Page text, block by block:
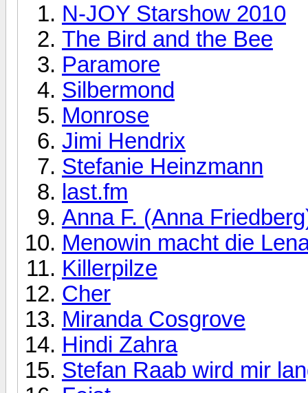
N-JOY Starshow 2010
The Bird and the Bee
Paramore
Silbermond
Monrose
Jimi Hendrix
Stefanie Heinzmann
last.fm
Anna F. (Anna
Menowin macht die
Killerpilze
Cher
Miranda Cosgrove
Hindi Zahra
Stefan Raab wird mir